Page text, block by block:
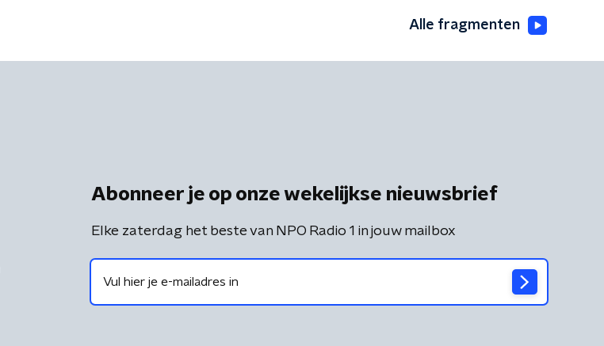
Alle fragmenten
Abonneer je op onze wekelijkse nieuwsbrief
Elke zaterdag het beste van NPO Radio 1 in jouw mailbox